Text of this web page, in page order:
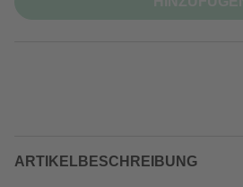
ARTIKELBESCHREIBUNG